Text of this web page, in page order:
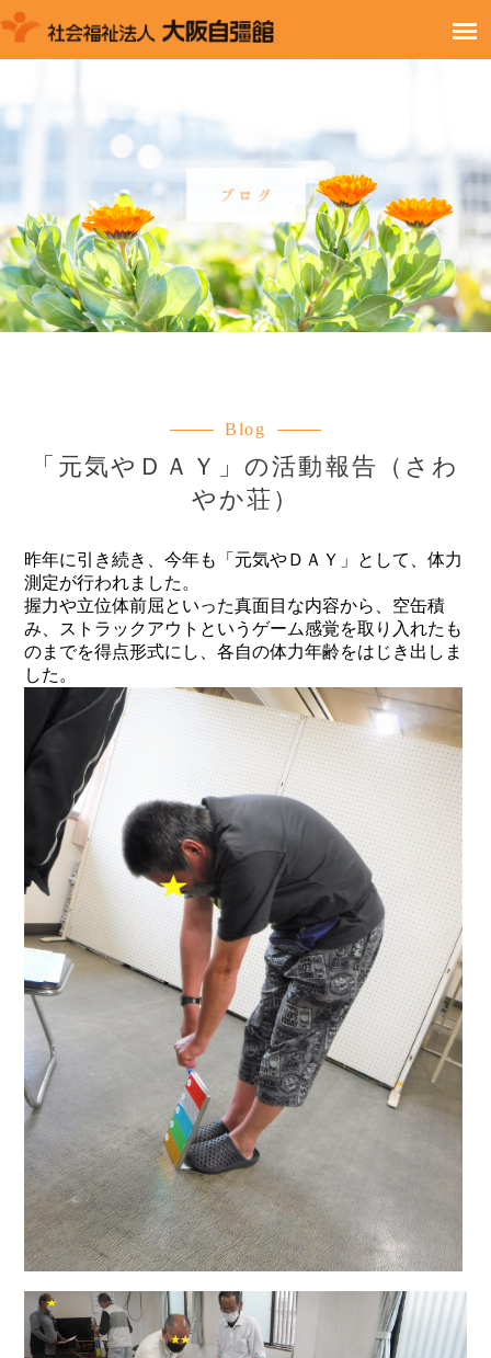
Blog
「元気やＤＡＹ」の活動報告（さわ
やか荘）
昨年に引き続き、今年も「元気やＤＡＹ」として、体力
測定が行われました。
握力や立位体前屈といった真面目な内容から、空缶積
み、ストラックアウトというゲーム感覚を取り入れたも
のまでを得点形式にし、各自の体力年齢をはじき出しま
した。